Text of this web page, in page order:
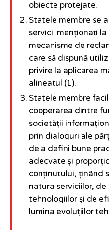
obiecte protejate.
Statele membre se
servicii menționați
mecanisme de
care să dispună
privire la aplicarea
alineatul (1).
Statele membre
cooperarea dintre
societății
prin dialoguri ale
de a defini bune
adecvate și
conținutului, ținând
natura serviciilor,
tehnologiilor și de
lumina evoluțiilor